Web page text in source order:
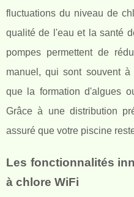
fluctuations du niveau de
qualité de l'eau et la santé
pompes permettent de
manuel, qui sont souvent
que la formation d'algues
Grâce à une distribution
assuré que votre piscine
Les fonctionnalités
à chlore WiFi